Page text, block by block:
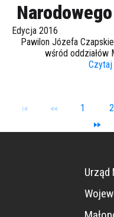
Edycja 2016
Pawilon Józefa
wśród oddziałów
1 2
Urząd